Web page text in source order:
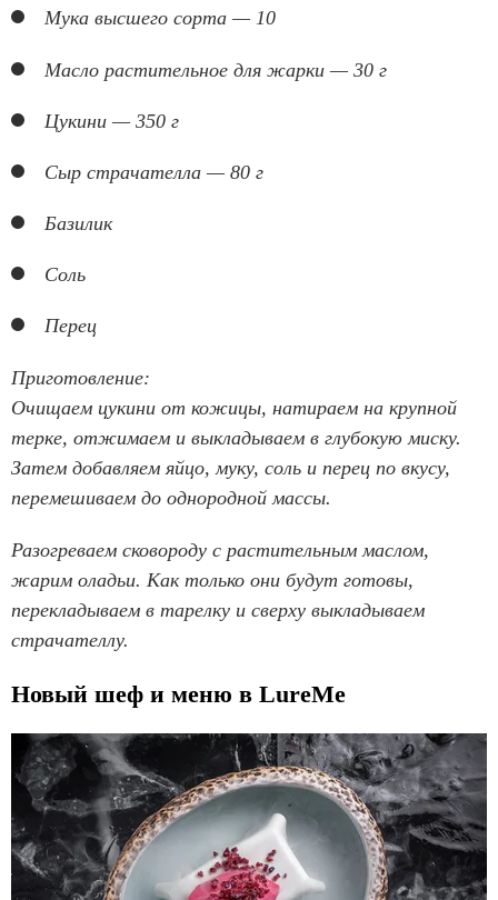
Мука высшего сорта — 10
Масло растительное для жарки — 30 г
Цукини — 350 г
Сыр страчателла — 80 г
Базилик
Соль
Перец
Приготовление:
Очищаем цукини от кожицы, натираем на крупной
терке, отжимаем и выкладываем в глубокую миску.
Затем добавляем яйцо, муку, соль и перец по вкусу,
перемешиваем до однородной массы.
Разогреваем сковороду с растительным маслом,
жарим оладьи. Как только они будут готовы,
перекладываем в тарелку и сверху выкладываем
страчателлу.
Новый шеф и меню в LureMe